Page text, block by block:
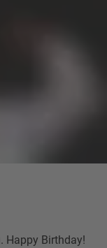
Happy Birthday!